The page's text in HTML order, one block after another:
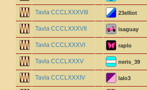
Tavla CCCLXXXVIII 23elliot
Tavla CCCLXXXVII isaguay
Tavla CCCLXXXVI raplo
Tavla CCCLXXXV neris_39
Tavla CCCLXXXIV lalo3